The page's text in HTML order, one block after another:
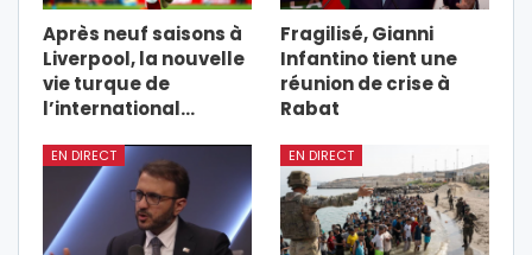
Après neuf saisons à
Liverpool, la nouvelle
vie turque de
l’international…
Fragilisé, Gianni
Infantino tient une
réunion de crise à
Rabat
EN DIRECT EN DIRECT